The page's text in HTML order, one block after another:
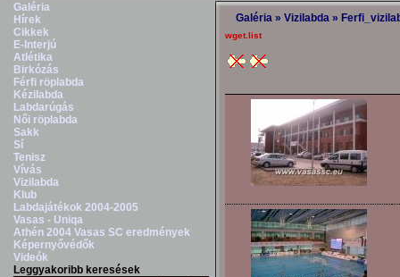
Galéria
Hírek
Cikkek
E-Interjú
Atlétika
Birkózás
Férfi röplabda
Kézilabda
Labdarúgás
Női röplabda
Sakk
Sí
Tenisz
Vívás
Vizilabda
Klub
Labdajátékok 2004-2005
Vasas - Uniqa
Athén 2004 Vasas SC eredmények
Képernyővédők
Videók
Leggyakoribb keresések
Galéria » Vizilabda »
wget.list